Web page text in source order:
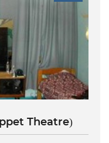
Theatre)